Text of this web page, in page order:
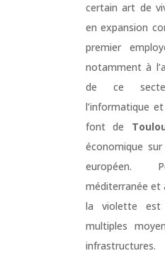
certain art de
en expansion
premier
notamment à
de ce
l’informatique
font de
économique
européen.
méditerranée et
la violette est
multiples
infrastructures.